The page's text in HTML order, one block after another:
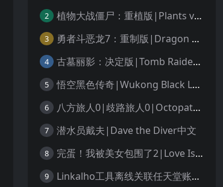
2 植物大战僵尸：重植版|Plants vs. Zombies: Replanted中文
3 勇者斗恶龙7：重制版|Dragon Quest VII Reimagined中文
4 古墓丽影：决定版|Tomb Raider: Definitive Edition中文
5 悟空黑色传奇|Wukong Black Legend
6 八方旅人0|歧路旅人0|Octopath Traveler 0中文
7 潜水员戴夫|Dave the Diver中文
8 完蛋！我被美女包围了2|Love Is All Around 2中文
9 Linkalho工具离线关联任天堂账户教程